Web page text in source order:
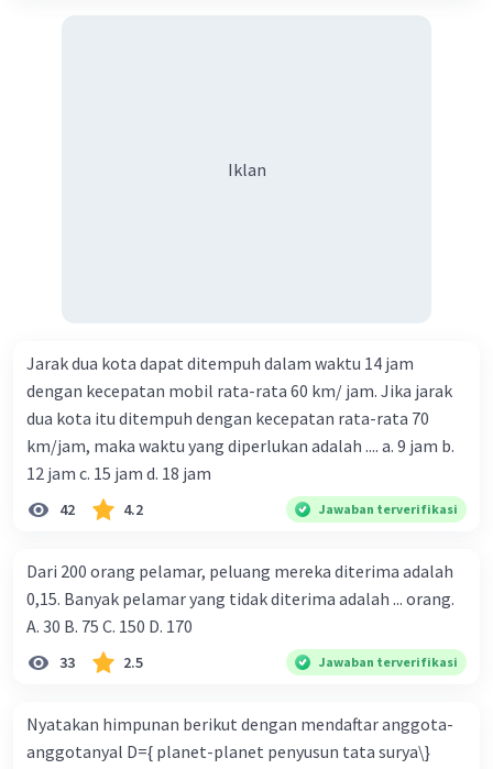
Iklan
Jarak dua kota dapat ditempuh dalam waktu 14 jam
dengan kecepatan mobil rata-rata 60 km/ jam. Jika jarak
dua kota itu ditempuh dengan kecepatan rata-rata 70
km/jam, maka waktu yang diperlukan adalah .... a. 9 jam b.
12 jam c. 15 jam d. 18 jam
42 4.2 Jawaban terverifikasi
Dari 200 orang pelamar, peluang mereka diterima adalah
0,15. Banyak pelamar yang tidak diterima adalah ... orang.
A. 30 B. 75 C. 150 D. 170
33 2.5 Jawaban terverifikasi
Nyatakan himpunan berikut dengan mendaftar anggota-
anggotanyal D={ planet-planet penyusun tata surya\}